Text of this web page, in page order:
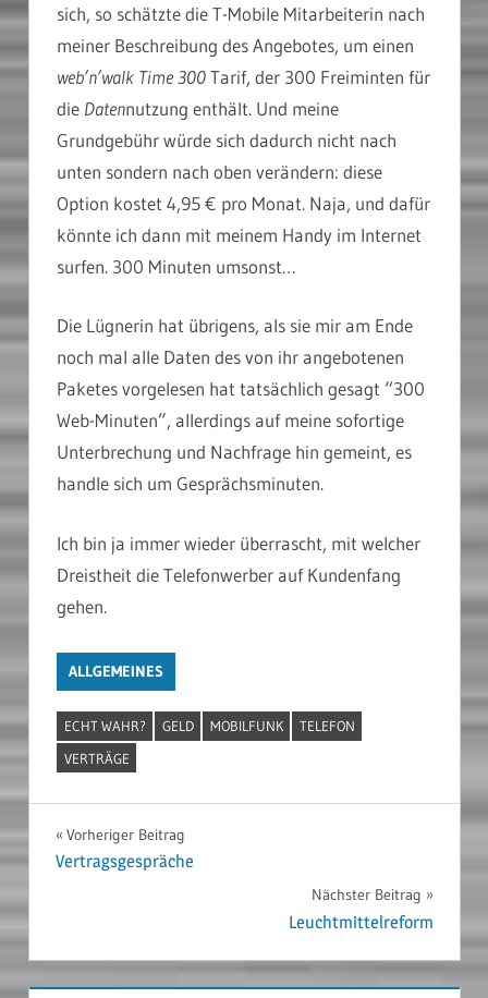
sich, so schätzte die T-Mobile Mitarbeiterin nach
meiner Beschreibung des Angebotes, um einen
web’n’walk Time 300Tarif, der 300 Freiminten für
die Datennutzung enthält. Und meine
Grundgebühr würde sich dadurch nicht nach
unten sondern nach oben verändern: diese
Option kostet 4,95 € pro Monat. Naja, und dafür
könnte ich dann mit meinem Handy im Internet
surfen. 300 Minuten umsonst…
Die Lügnerin hat übrigens, als sie mir am Ende
noch mal alle Daten des von ihr angebotenen
Paketes vorgelesen hat tatsächlich gesagt “300
Web-Minuten”, allerdings auf meine sofortige
Unterbrechung und Nachfrage hin gemeint, es
handle sich um Gesprächsminuten.
Ich bin ja immer wieder überrascht, mit welcher
Dreistheit die Telefonwerber auf Kundenfang
gehen.
ALLGEMEINES
ECHT WAHR? GELD MOBILFUNK
TELEFON
VERTRÄGE
Beitragsnavigation
Vorheriger Beitrag
Vertragsgespräche
Nächster Beitrag
Leuchtmittelreform